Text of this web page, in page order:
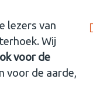
lezers van
Wij
voor de
voor de aarde,